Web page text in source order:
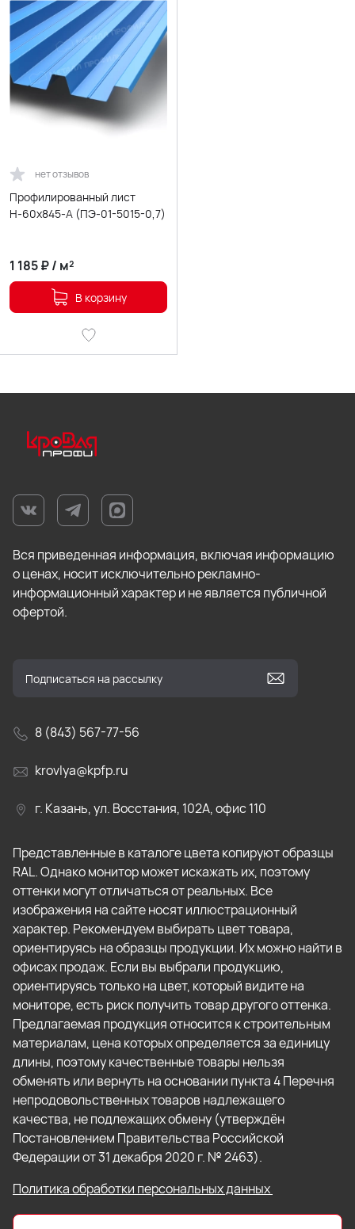
нет отзывов
Профилированный лист
Н-60х845-A (ПЭ-01-5015-0,7)
1 185₽/ м²
В корзину
Вся приведенная информация, включая информацию
о ценах, носит исключительно рекламно-
информационный характер и не является публичной
офертой.
8 (843) 567-77-56
krovlya@kpfp.ru
г. Казань, ул. Восстания, 102А, офис 110
Представленные в каталоге цвета копируют образцы
RAL. Однако монитор может искажать их, поэтому
оттенки могут отличаться от реальных. Все
изображения на сайте носят иллюстрационный
характер. Рекомендуем выбирать цвет товара,
ориентируясь на образцы продукции. Их можно найти в
офисах продаж. Если вы выбрали продукцию,
ориентируясь только на цвет, который видите на
мониторе, есть риск получить товар другого оттенка.
Предлагаемая продукция относится к строительным
материалам, цена которых определяется за единицу
длины, поэтому качественные товары нельзя
обменять или вернуть на основании пункта 4 Перечня
непродовольственных товаров надлежащего
качества, не подлежащих обмену (утверждён
Постановлением Правительства Российской
Федерации от 31 декабря 2020 г. № 2463).
Политика обработки персональных данных